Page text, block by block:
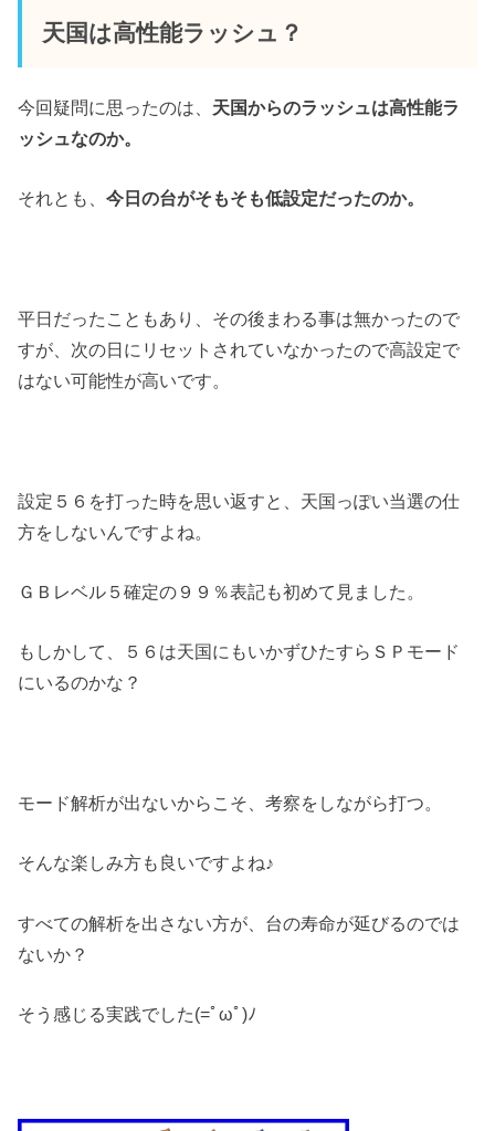
天国は高性能ラッシュ？
今回疑問に思ったのは、 天国からのラッシュは高性能ラ
ッシュなのか。
それとも、今日の台がそもそも低設定だったのか。
平日だったこともあり、その後まわる事は無かったので
すが、次の日にリセットされていなかったので高設定で
はない可能性が高いです。
設定５６を打った時を思い返すと、天国っぽい当選の仕
方をしないんですよね。
ＧＢレベル５確定の９９％表記も初めて見ました。
もしかして、５６は天国にもいかずひたすらＳＰモード
にいるのかな？
モード解析が出ないからこそ、考察をしながら打つ。
そんな楽しみ方も良いですよね♪
すべての解析を出さない方が、台の寿命が延びるのでは
ないか？
そう感じる実践でした(=ﾟωﾟ)ﾉ